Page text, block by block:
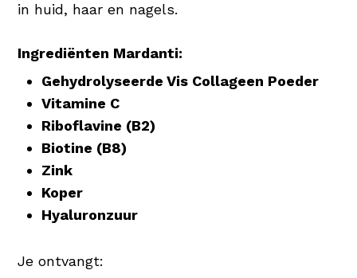
in huid, haar en nagels.
Ingrediënten Mardanti:
Gehydrolyseerde Vis Collageen Poeder
Vitamine C
Riboflavine (B2)
Biotine (B8)
Zink
Koper
Hyaluronzuur
Je ontvangt: